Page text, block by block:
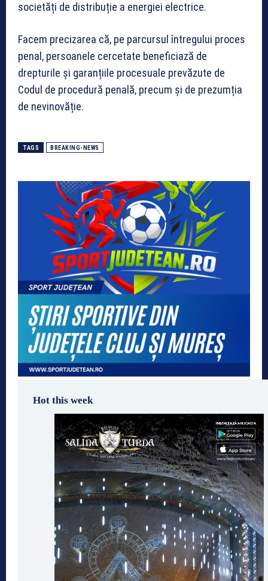
societăți de distribuție a energiei electrice.
Facem precizarea că, pe parcursul întregului proces
penal, persoanele cercetate beneficiază de
drepturile și garanțiile procesuale prevăzute de
Codul de procedură penală, precum și de prezumția
de nevinovăție.
TAGS BREAKING-NEWS
Hot this week